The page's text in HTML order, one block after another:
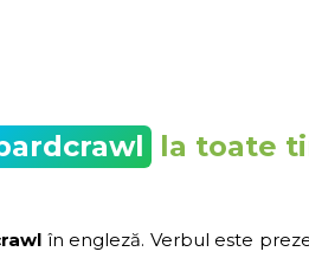
la toate
în engleză. Verbul este